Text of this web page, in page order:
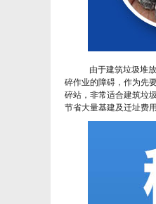
由于建筑垃圾堆
碎作业的障碍，作为先
碎站，非常适合建筑垃
节省大量基建及迁址费